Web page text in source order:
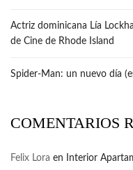
Actriz dominicana Lía
de Cine de Rhode Island
Spider-Man: un nuevo día
COMENTARIOS
Felix Lora en Interior